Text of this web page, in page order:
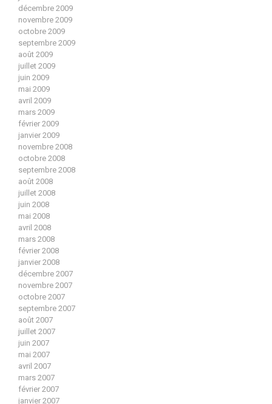
décembre 2009
novembre 2009
octobre 2009
septembre 2009
août 2009
juillet 2009
juin 2009
mai 2009
avril 2009
mars 2009
février 2009
janvier 2009
novembre 2008
octobre 2008
septembre 2008
août 2008
juillet 2008
juin 2008
mai 2008
avril 2008
mars 2008
février 2008
janvier 2008
décembre 2007
novembre 2007
octobre 2007
septembre 2007
août 2007
juillet 2007
juin 2007
mai 2007
avril 2007
mars 2007
février 2007
janvier 2007